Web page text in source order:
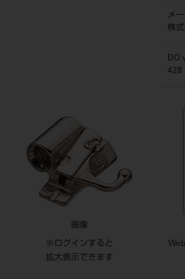
メ
株
DO
428
画像
※ログインすると
拡大表示できます